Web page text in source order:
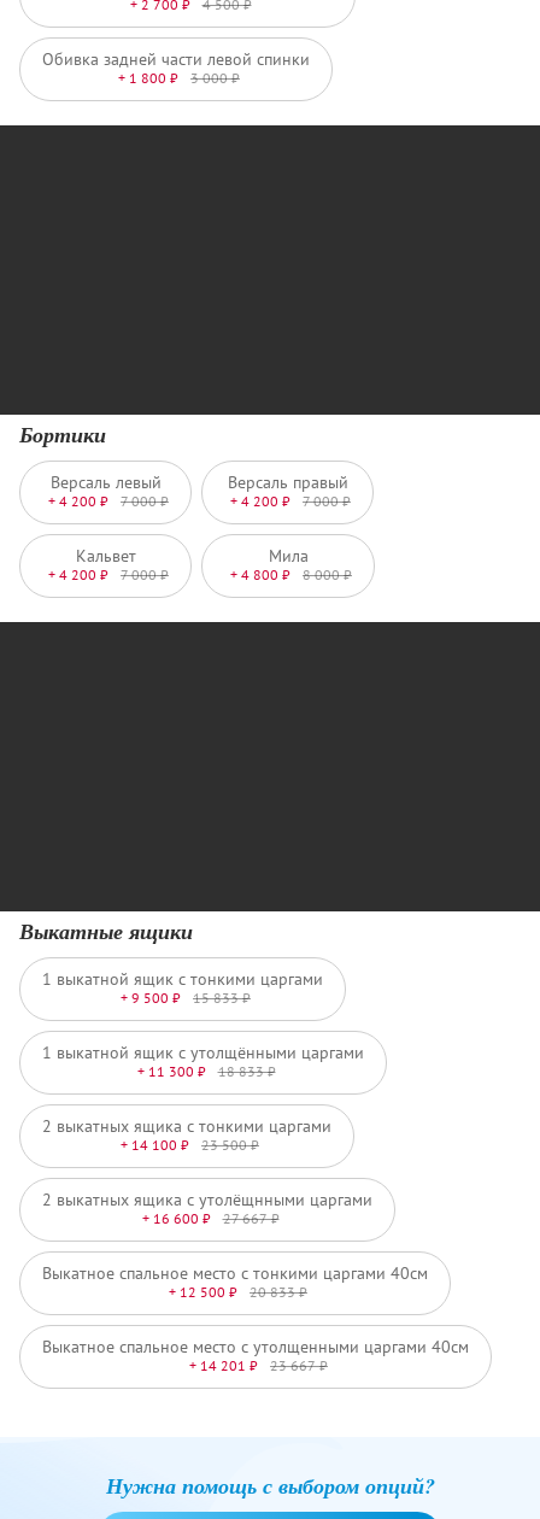
+ 2 700 ₽ 4 500 ₽
Обивка задней части левой спинки
+ 1 800 ₽ 3 000 ₽
Бортики
Версаль левый
+ 4 200 ₽ 7 000 ₽
Версаль правый
+ 4 200 ₽ 7 000 ₽
Кальвет
+ 4 200 ₽ 7 000 ₽
Мила
+ 4 800 ₽ 8 000 ₽
Выкатные ящики
1 выкатной ящик с тонкими царгами
+ 9 500 ₽ 15 833 ₽
1 выкатной ящик с утолщёнными царгами
+ 11 300 ₽ 18 833 ₽
2 выкатных ящика с тонкими царгами
+ 14 100 ₽ 23 500 ₽
2 выкатных ящика с утолёщнными царгами
+ 16 600 ₽ 27 667 ₽
Выкатное спальное место с тонкими царгами 40см
+ 12 500 ₽ 20 833 ₽
Выкатное спальное место с утолщенными царгами 40см
+ 14 201 ₽ 23 667 ₽
Нужна помощь с выбором опций?